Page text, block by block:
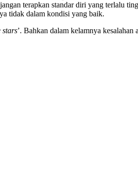
terapkan standar diri yang terlalu
tidak dalam kondisi yang baik.
stars’. Bahkan dalam kelamnya